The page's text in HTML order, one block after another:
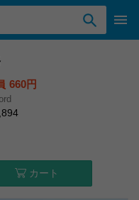
660円
カート